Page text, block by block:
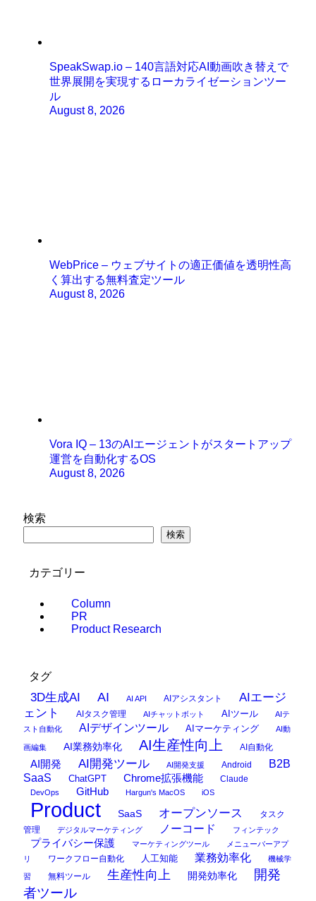
SpeakSwap.io – 140言語対応AI動画吹き替えで
世界展開を実現するローカライゼーションツー
ル
August 8, 2026
WebPrice – ウェブサイトの適正価値を透明性高
く算出する無料査定ツール
August 8, 2026
Vora IQ – 13のAIエージェントがスタートアップ
運営を自動化するOS
August 8, 2026
検索
検索
カテゴリー
Column
PR
Product Research
タグ
3D生成AI AI AI API AIアシスタント
AIエージ
ェント
AIタスク管理 AIチャットボット AIツール
AIテ
スト自動化
AIデザインツール AIマーケティング AI動
画編集 AI業務効率化 AI生産性向上 AI自動化
AI開発 AI開発ツール AI開発支援 Android
B2B
SaaS
ChatGPT Chrome拡張機能 Claude
DevOps GitHub Hargun's MacOS iOS
Product SaaS オープンソース
タスク
管理
デジタルマーケティング ノーコード フィンテック
プライバシー保護 マーケティングツール
メニューバーアプ
リ
ワークフロー自動化 人工知能 業務効率化 機械学
習 無料ツール 生産性向上 開発効率化
開発
者ツール